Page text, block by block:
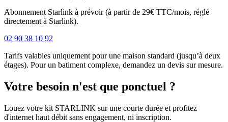
Abonnement Starlink à prévoir (à partir de 29€ TTC/mois, réglé
directement à Starlink).
02 90 38 10 92
Tarifs valables uniquement pour une maison standard (jusqu’à deux
étages). Pour un batiment complexe, demandez un devis sur mesure.
Votre besoin n'est que ponctuel ?
Louez votre kit STARLINK sur une courte durée et profitez
d'internet haut débit sans engagement, ni inscription.